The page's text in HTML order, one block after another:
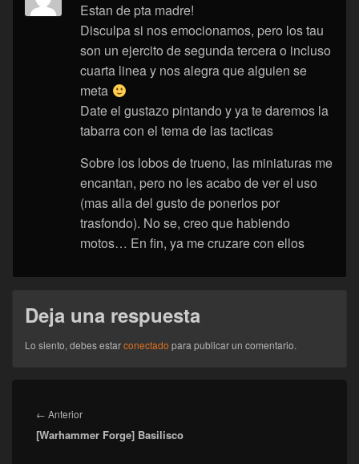
Estan de pta madre!
Disculpa si nos emocionamos, pero los tau
son un ejercito de segunda tercera o incluso
cuarta linea y nos alegra que alguien se
meta
Date el gustazo pintando y ya te daremos la
tabarra con el tema de las tacticas
Sobre los lobos de trueno, las miniaturas me
encantan, pero no les acabo de ver el uso
(mas alla del gusto de ponerlos por
trasfondo). No se, creo que habiendo
motos… En fin, ya me cruzare con ellos
Deja una respuesta
Lo siento, debes estarconectado para publicar un comentario.
de
entradas
← AnteriorEntrada
anterior:
[Warhammer Forge] Basilisco